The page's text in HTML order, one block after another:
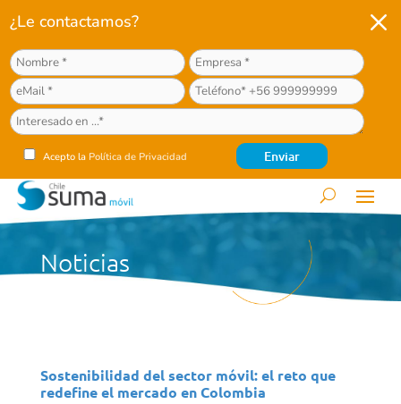
¿Le contactamos?
Acepto la Política de Privacidad
M
Noticias
Sostenibilidad del sector móvil: el reto que
redefine el mercado en Colombia